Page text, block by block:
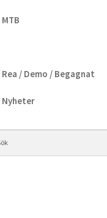
MTB
Rea / Demo / Begagnat
Nyheter